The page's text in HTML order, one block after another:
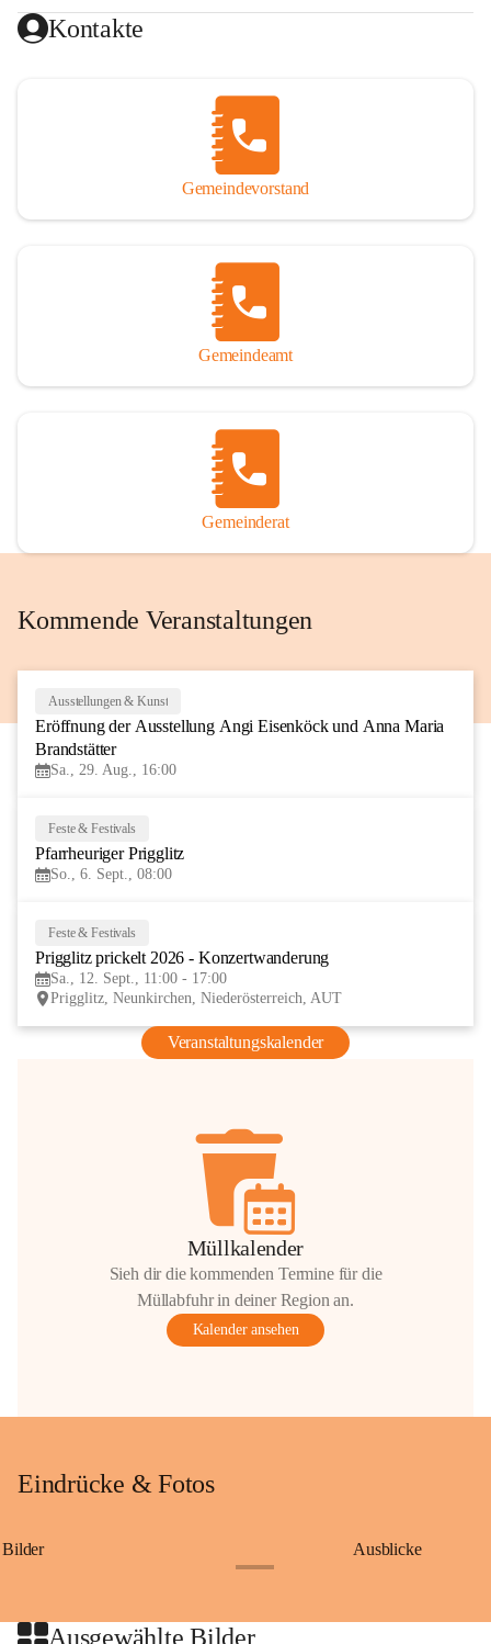
Kontakte
Gemeindevorstand
Gemeindeamt
Gemeinderat
Kommende Veranstaltungen
AUG
Ausstellungen & Kunst
Eröffnung der Ausstellung Angi Eisenköck und Anna Maria
Brandstätter
Sa., 29. Aug., 16:00
Feste & Festivals
Pfarrheuriger Prigglitz
So., 6. Sept., 08:00
Feste & Festivals
Prigglitz prickelt 2026 - Konzertwanderung
Sa., 12. Sept., 11:00 - 17:00
Prigglitz, Neunkirchen, Niederösterreich, AUT
Veranstaltungskalender
Müllkalender
Sieh dir die kommenden Termine für die
Müllabfuhr in deiner Region an.
Kalender ansehen
Eindrücke & Fotos
Bilder Ausblicke
Ausgewählte Bilder